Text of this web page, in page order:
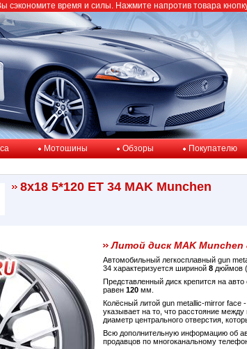
Мотошины Обзоры Покупателю
8x18 5*120 ET 34 MAK Munchen
Литой диск MAK Munchen
Автомобильный легкосплавный gun
34 характеризуется шириной 8 дюймов (
Представленный диск крепится на
равен 120 мм.
Колёсный литой gun metallic-mirror face
указывает на то, что расстояние
диаметр центрального отверстия,
Всю дополнительную информацию об
продавцов по многоканальному
сэкономите время и силы. Нажмите напротив товара